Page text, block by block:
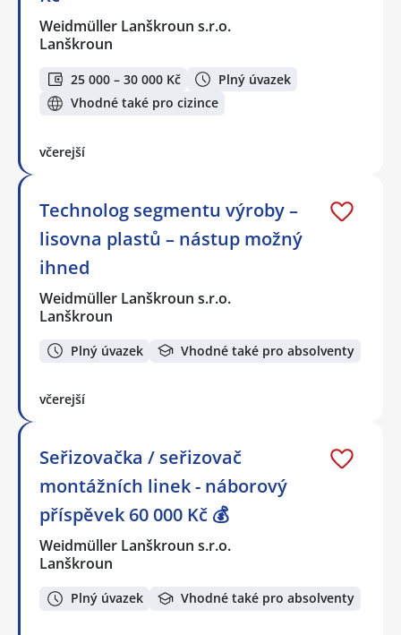
Weidmüller Lanškroun s.r.o.
Lanškroun
25 000 – 30 000 Kč
Plný úvazek
Vhodné také pro cizince
včerejší
Technolog segmentu výroby –
lisovna plastů – nástup možný
ihned
Weidmüller Lanškroun s.r.o.
Lanškroun
Plný úvazek Vhodné také pro absolventy
včerejší
Seřizovačka / seřizovač
montážních linek - náborový
příspěvek 60 000 Kč 💰
Weidmüller Lanškroun s.r.o.
Lanškroun
Plný úvazek Vhodné také pro absolventy